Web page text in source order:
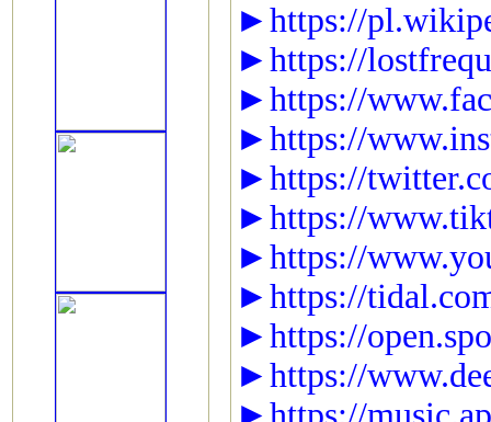
►https://
►https://
►https://
►https://
►https://
►https://
►https://
►https://
►https://
►https://